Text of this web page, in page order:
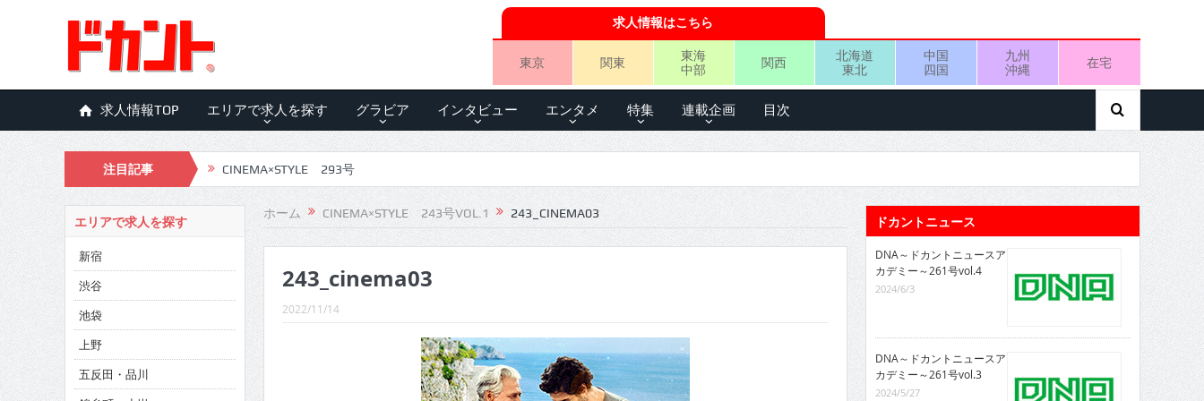
求人情報はこちら
東京 関東
東海
中部
関西
北海道
東北
中国
四国
九州
沖縄
在宅
求人情報TOP エリアで求人を探す グラビア インタビュー エンタメ 特集 連載企画 目次
注目記事 CINEMA×STYLE 293号
CINEMA×STYLE 292号
CINEMA×STYLE 291号
CINEMA×STYLE 290号
CINEMA×STYLE 289号
CINEMA×STYLE 288号
ホーム CINEMA×STYLE 243号VOL.1 243_CINEMA03
243_cinema03
2022/11/14
エリアで求人を探す
新宿
渋谷
池袋
上野
五反田・品川
ドカントニュース
DNA～ドカントニュースア
カデミー～261号vol.4
2024/6/3
DNA～ドカントニュースア
カデミー～261号vol.3
2024/5/27